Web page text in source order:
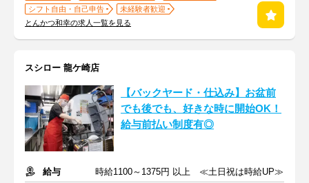
シフト自由・自己申告
未経験者歓迎
とんかつ和幸の求人一覧を見る
スシロー 龍ケ崎店
【バックヤード・仕込み】お盆前
でも後でも、好きな時に開始OK！
給与前払い制度有◎
給与
時給1100～1375円 以上 ≪土日祝は時給UP≫